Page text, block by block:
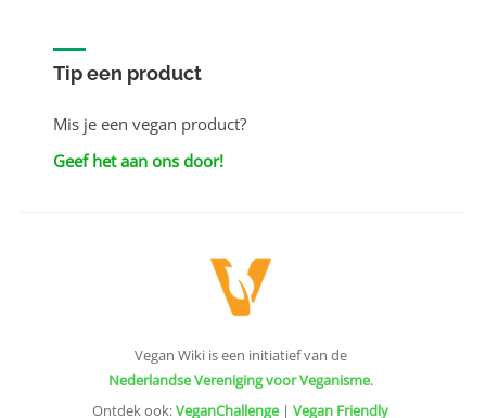
Tip een product
Mis je een vegan product?
Geef het aan ons door!
Vegan Wiki is een initiatief van de
Nederlandse Vereniging voor Veganisme.
Ontdek ook:VeganChallenge| Vegan Friendly